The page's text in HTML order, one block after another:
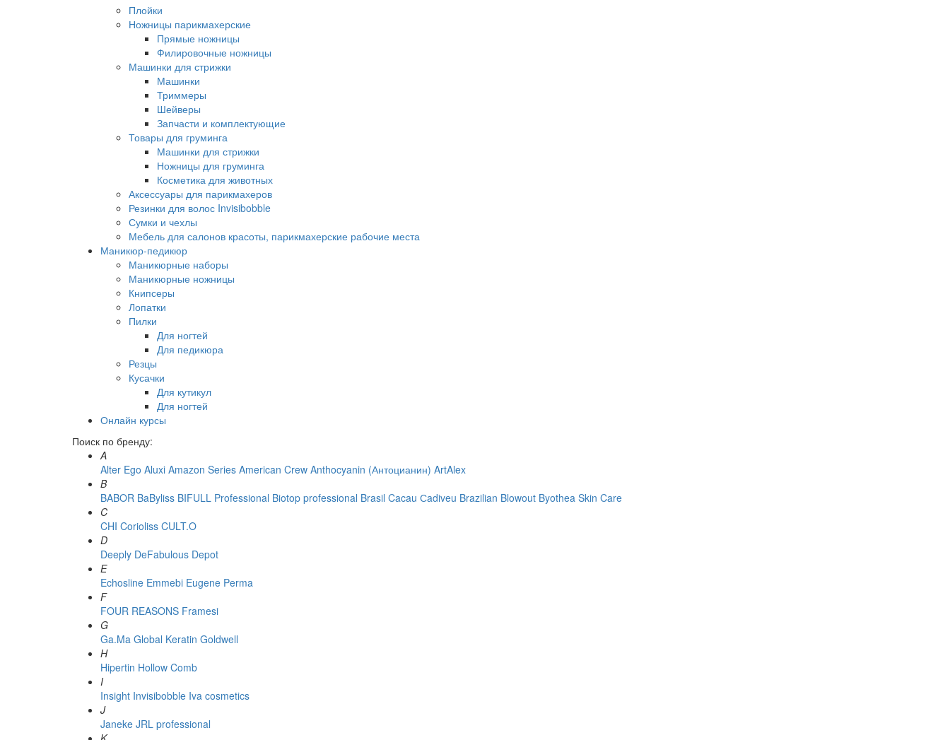
Плойки
Ножницы парикмахерские
Прямые ножницы
Филировочные ножницы
Машинки для стрижки
Машинки
Триммеры
Шейверы
Запчасти и комплектующие
Товары для груминга
Машинки для стрижки
Ножницы для груминга
Косметика для животных
Аксессуары для парикмахеров
Резинки для волос Invisibobble
Сумки и чехлы
Мебель для салонов красоты, парикмахерские рабочие места
Маникюр-педикюр
Маникюрные наборы
Маникюрные ножницы
Книпсеры
Лопатки
Пилки
Для ногтей
Для педикюра
Резцы
Кусачки
Для кутикул
Для ногтей
Онлайн курсы
Поиск по бренду:
A
Alter Ego Aluxi Amazon Series American Crew Anthocyanin (Антоцианин) ArtAlex
B
BABOR BaByliss BIFULL Professional Biotop professional Brasil Cacau Сadiveu Brazilian Blowout Byothea Skin Care
C
CHI Corioliss CULT.O
D
Deeply DeFabulous Depot
E
Echosline Emmebi Eugene Perma
F
FOUR REASONS Framesi
G
Ga.Ma Global Keratin Goldwell
H
Hipertin Hollow Comb
I
Insight Invisibobble Iva cosmetics
J
Janeke JRL professional